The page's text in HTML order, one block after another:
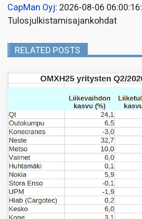
CapMan Oyj: 2026-08-06 06:00:16:
Tulosjulkistamisajankohdat
RELATED POSTS